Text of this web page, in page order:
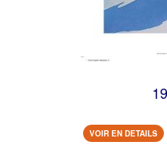
VOIR EN DETAILS